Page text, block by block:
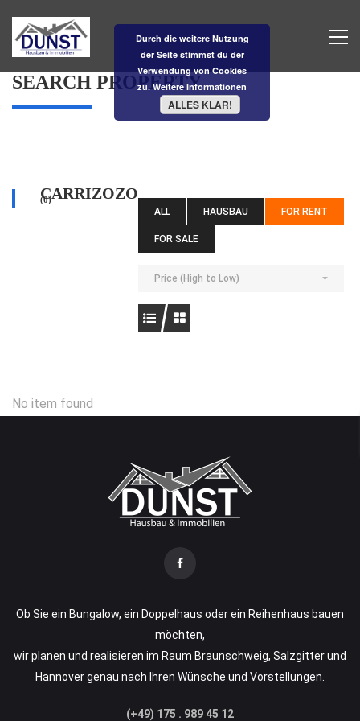
SEARCH PROPERTY
CARRIZOZO
(0)
ALL HAUSBAU FOR RENT
FOR SALE
Price (High to Low)
No item found
Ob Sie ein Bungalow, ein Doppelhaus oder ein Reihenhaus bauen
möchten,
wir planen und realisieren im Raum Braunschweig, Salzgitter und
Hannover genau nach Ihren Wünsche und Vorstellungen.
(+49) 175 . 989 45 12
Durch die weitere Nutzung
der Seite stimmst du der
Verwendung von Cookies
zu.Weitere Informationen
ALLES KLAR!